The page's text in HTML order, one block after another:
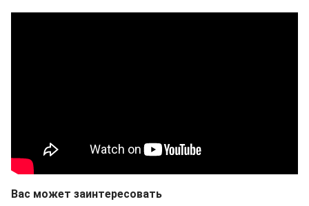
Вас может заинтересовать